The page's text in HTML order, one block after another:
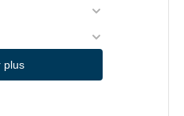
(7)
(4)
plus